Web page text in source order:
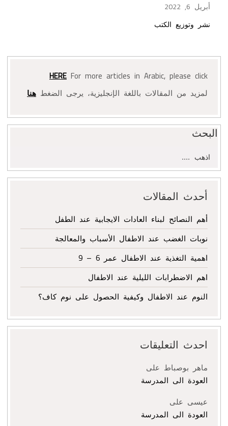
أبريل 6, 2022
نشر وتوزيع الكتب
For more articles in Arabic, please click
HERE
لمزيد من المقالات باللغة الإنجليزية، يرجى الضغط هنا
البحث
البحث
عن:
أحدث المقالات
أهم النصائح لبناء العادات الايجابية عند الطفل
نوبات الغضب عند الاطفال الأسباب والمعالجة
اهمية التغذية عند الاطفال عمر 6 – 9
اهم الاضطرابات الليلية عند الاطفال
النوم عند الاطفال وكيفية الحصول على نوم كاف؟
احدث التعليقات
ماهر بوصباط على
العودة الى المدرسة
عيسى على
العودة الى المدرسة